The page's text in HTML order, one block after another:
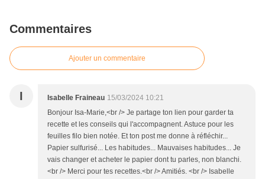
Commentaires
Ajouter un commentaire
I Isabelle Fraineau 15/03/2024 10:21
Bonjour Isa-Marie,<br /> Je partage ton lien pour garder ta
recette et les conseils qui l'accompagnent. Astuce pour les
feuilles filo bien notée. Et ton post me donne à réfléchir...
Papier sulfurisé... Les habitudes... Mauvaises habitudes... Je
vais changer et acheter le papier dont tu parles, non blanchi.
<br /> Merci pour tes recettes.<br /> Amitiés. <br /> Isabelle